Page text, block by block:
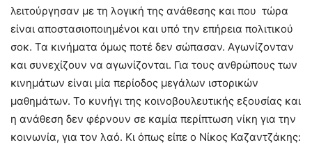
λειτούργησαν με τη λογική της ανάθεσης και που τώρα
είναι αποστασιοποιημένοι και υπό την επήρεια πολιτικού
σοκ. Τα κινήματα όμως ποτέ δεν σώπασαν. Αγωνίζονταν
και συνεχίζουν να αγωνίζονται. Για τους ανθρώπους των
κινημάτων είναι μία περίοδος μεγάλων ιστορικών
μαθημάτων. Το κυνήγι της κοινοβουλευτικής εξουσίας και
η ανάθεση δεν φέρνουν σε καμία περίπτωση νίκη για την
κοινωνία, για τον λαό. Κι όπως είπε ο Νίκος Καζαντζάκης: